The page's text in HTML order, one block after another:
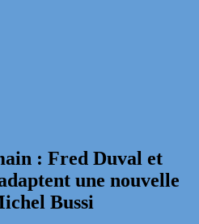
: Fred Duval et
une nouvelle
Bussi